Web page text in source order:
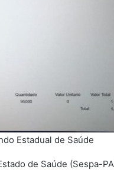
Estadual de Saúde
de Saúde (Sespa-